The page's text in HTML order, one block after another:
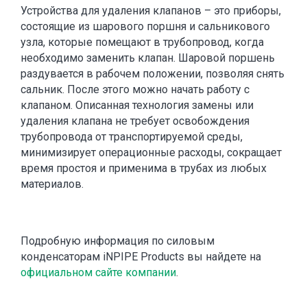
Устройства для удаления клапанов – это приборы,
состоящие из шарового поршня и сальникового
узла, которые помещают в трубопровод, когда
необходимо заменить клапан. Шаровой поршень
раздувается в рабочем положении, позволяя снять
сальник. После этого можно начать работу с
клапаном. Описанная технология замены или
удаления клапана не требует освобождения
трубопровода от транспортируемой среды,
минимизирует операционные расходы, сокращает
время простоя и применима в трубах из любых
материалов.
Подробную информация по силовым
конденсаторам iNPIPE Products вы найдете на
официальном сайте компании.